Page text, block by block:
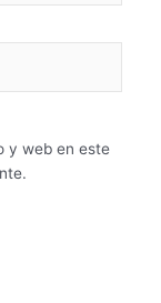
y web en este